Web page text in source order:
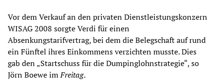
Vor dem Verkauf an den privaten Dienstleistungskonzern
WISAG 2008 sorgte Verdi für einen
Absenkungstarifvertrag, bei dem die Belegschaft auf rund
ein Fünftel ihres Einkommens verzichten musste. Dies
gab den „Startschuss für die Dumpinglohnstrategie“, so
Jörn Boewe imFreitag.